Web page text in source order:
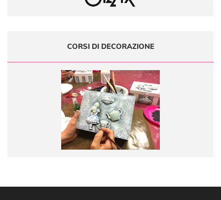
CORSI DI DECORAZIONE